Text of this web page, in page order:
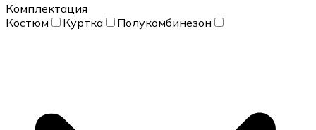
Комплектация
Костюм
Куртка Полукомбинезон